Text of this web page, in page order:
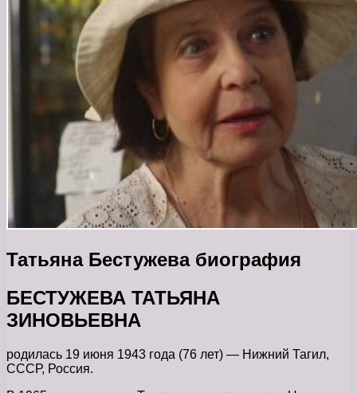
Татьяна Бестужева биография
БЕСТУЖЕВА ТАТЬЯНА
ЗИНОВЬЕВНА
родилась 19 июня 1943 года (76 лет) — Нижний Тагил,
СССР, Россия.